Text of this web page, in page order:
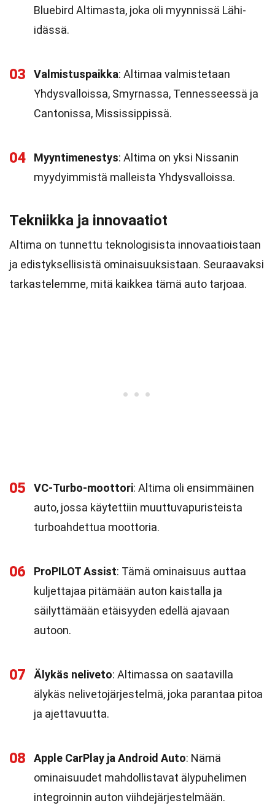
Bluebird Altimasta, joka oli myynnissä Lähi-
idässä.
03 Valmistuspaikka: Altimaa valmistetaan
Yhdysvalloissa, Smyrnassa, Tennesseessä ja
Cantonissa, Mississippissä.
04 Myyntimenestys: Altima on yksi Nissanin
myydyimmistä malleista Yhdysvalloissa.
Tekniikka ja innovaatiot
Altima on tunnettu teknologisista innovaatioistaan
ja edistyksellisistä ominaisuuksistaan. Seuraavaksi
tarkastelemme, mitä kaikkea tämä auto tarjoaa.
05 VC-Turbo-moottori: Altima oli ensimmäinen
auto, jossa käytettiin muuttuvapuristeista
turboahdettua moottoria.
06 ProPILOT Assist: Tämä ominaisuus auttaa
kuljettajaa pitämään auton kaistalla ja
säilyttämään etäisyyden edellä ajavaan
autoon.
07 Älykäs neliveto: Altimassa on saatavilla
älykäs nelivetojärjestelmä, joka parantaa pitoa
ja ajettavuutta.
08 Apple CarPlay ja Android Auto: Nämä
ominaisuudet mahdollistavat älypuhelimen
integroinnin auton viihdejärjestelmään.